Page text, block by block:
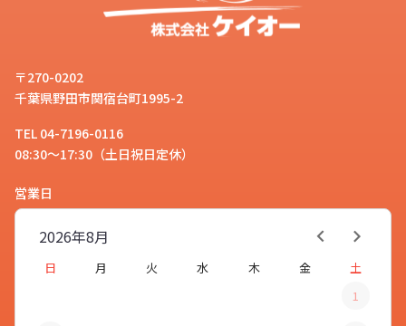
〒270-0202
千葉県野田市関宿台町1995-2
TEL 04-7196-0116
08:30～17:30（土日祝日定休）
営業日
8月
2026年
日 月 火 水 木 金
土
1